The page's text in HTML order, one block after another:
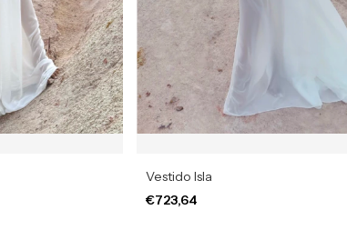
Vestido Isla
€723,64